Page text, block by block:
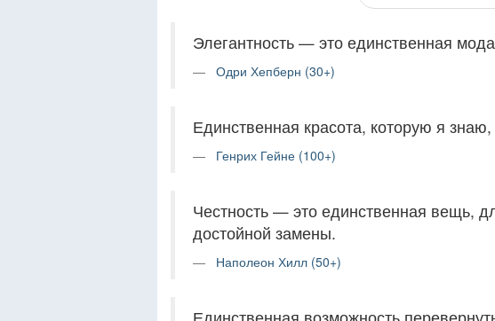
Элегантность — это единственная
Одри Хепберн (30+)
Единственная красота, которую я
Генрих Гейне (100+)
Честность — это единственная вещь,
достойной замены.
Наполеон Хилл (50+)